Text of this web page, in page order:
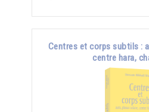
Centres et corps subtils :
centre hara,